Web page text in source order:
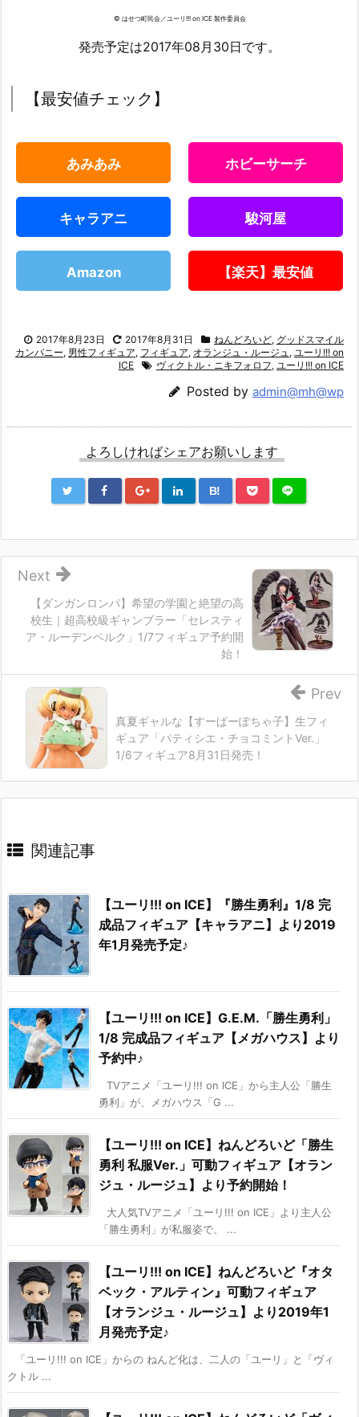
© はせつ町民会／ユーリ!!! on ICE 製作委員会
発売予定は2017年08月30日です。
【最安値チェック】
あみあみ ホビーサーチ
キャラアニ 駿河屋
Amazon 【楽天】最安値
2017年8月23日 2017年8月31日 ねんどろいど, グッドスマイル
カンパニー, 男性フィギュア, フィギュア, オランジュ・ルージュ , ユーリ!!! on
ICE
ヴィクトル・ニキフォロフ, ユーリ!!! on ICE
Posted by admin@mh@wp
よろしければシェアお願いします
B!
【ダンガンロンパ】希望の学園と絶望の高
校生｜超高校級ギャンブラー「セレスティ
ア・ルーデンベルク」1/7フィギュア予約開
始！
Next
真夏ギャルな【すーぱーぽちゃ子】生フィ
ギュア「パティシエ・チョコミントVer.」
1/6フィギュア8月31日発売！
Prev
関連記事
【ユーリ!!! on ICE】『勝生勇利』1/8 完
成品フィギュア【キャラアニ】より2019
年1月発売予定♪
【ユーリ!!! on ICE】G.E.M.「勝生勇利」
1/8 完成品フィギュア【メガハウス】より
予約中♪
TVアニメ「ユーリ!!! on ICE」から主人公「勝生
勇利」が、メガハウス「G ...
【ユーリ!!! on ICE】ねんどろいど「勝生
勇利 私服Ver.」可動フィギュア【オラン
ジュ・ルージュ】より予約開始！
大人気TVアニメ「ユーリ!!! on ICE」より主人公
「勝生勇利」が私服姿で、 ...
【ユーリ!!! on ICE】ねんどろいど『オタ
ベック・アルティン』可動フィギュア
【オランジュ・ルージュ】より2019年1
月発売予定♪
「ユーリ!!! on ICE」からの ねんど化は、二人の「ユーリ」と「ヴィ
クトル ...